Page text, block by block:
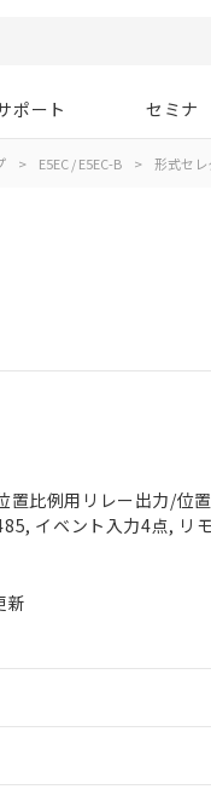
ポート セミナ
> E5EC / E5EC-B > 形式セレ
比例用リレー出力/位
イベント入力4点, リ
新